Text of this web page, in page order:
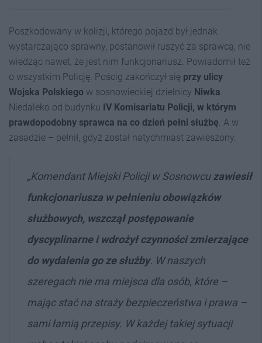
Poszkodowany w kolizji, którego pojazd był jednak
wystarczająco sprawny, postanowił ruszyć za sprawcą, nie
wiedząc nawet, że jest nim funkcjonariusz. Powiadomił też
o wszystkim Policję. Pościg zakończył się przy ulicy
Wojska Polskiego w sosnowieckiej dzielnicy Niwka
Niedaleko od budynku IV Komisariatu Policji, w którym
prawdopodobny sprawca na co dzień pełni służbę . A w
zasadzie – pełnił, gdyż został natychmiast zawieszony.
„Komendant Miejski Policji w Sosnowcuzawiesił
funkcjonariusza w pełnieniu obowiązków
służbowych, wszczął postępowanie
dyscyplinarne i wdrożył czynności zmierzające
do wydalenia go ze służby. W naszych
szeregach nie ma miejsca dla osób, które –
mając stać na straży bezpieczeństwa i prawa –
sami łamią przepisy. W każdej takiej sytuacji